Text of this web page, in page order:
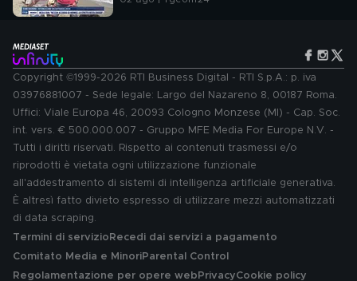
Copyright ©1999-2026 RTI Business Digital - RTI S.p.A.: p. iva
03976881007 - Sede legale: Largo del Nazareno 8, 00187 Roma.
Uffici: Viale Europa 46, 20093 Cologno Monzese (MI) - Cap. Soc.
int. vers. € 500.000.007 - Gruppo MFE Media For Europe N.V. -
Tutti i diritti riservati. Rispetto ai contenuti trasmessi e/o
riprodotti è vietata ogni utilizzazione funzionale
all'addestramento di sistemi di intelligenza artificiale generativa.
È altresì fatto divieto espresso di utilizzare mezzi automatizzati
di data scraping.
Termini di servizio Recedi dai servizi a pagamento
Comitato Media e MinoriParental Control
Regolamentazione per opere web PrivacyCookie policy